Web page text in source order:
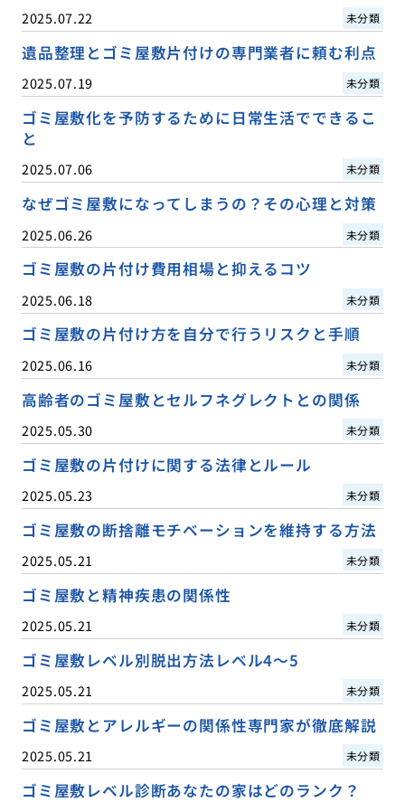
2025.07.22 未分類
遺品整理とゴミ屋敷片付けの専門業者に頼む利点
2025.07.19 未分類
ゴミ屋敷化を予防するために日常生活でできるこ
と
2025.07.06 未分類
なぜゴミ屋敷になってしまうの？その心理と対策
2025.06.26 未分類
ゴミ屋敷の片付け費用相場と抑えるコツ
2025.06.18 未分類
ゴミ屋敷の片付け方を自分で行うリスクと手順
2025.06.16 未分類
高齢者のゴミ屋敷とセルフネグレクトとの関係
2025.05.30 未分類
ゴミ屋敷の片付けに関する法律とルール
2025.05.23 未分類
ゴミ屋敷の断捨離モチベーションを維持する方法
2025.05.21 未分類
ゴミ屋敷と精神疾患の関係性
2025.05.21 未分類
ゴミ屋敷レベル別脱出方法レベル4〜5
2025.05.21 未分類
ゴミ屋敷とアレルギーの関係性専門家が徹底解説
2025.05.21 未分類
ゴミ屋敷レベル診断あなたの家はどのランク？